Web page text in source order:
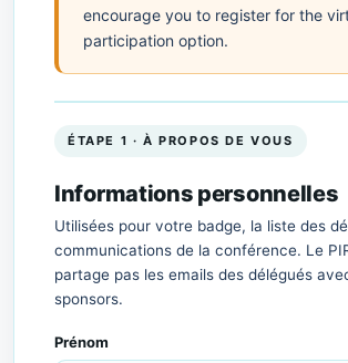
encourage you to register for the
participation option.
ÉTAPE 1 · À PROPOS DE VOUS
Informations personnelles
Utilisées pour votre badge, la liste des
communications de la conférence. Le
partage pas les emails des délégués
sponsors.
Prénom